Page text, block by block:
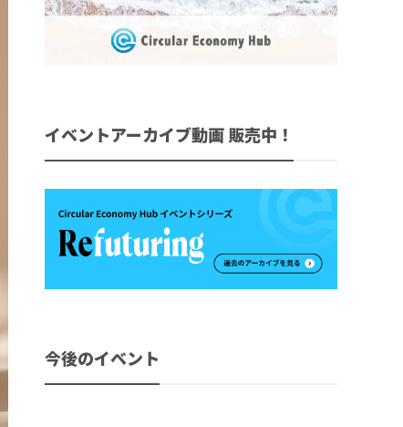
イベントアーカイブ動画 販売中！
今後のイベント